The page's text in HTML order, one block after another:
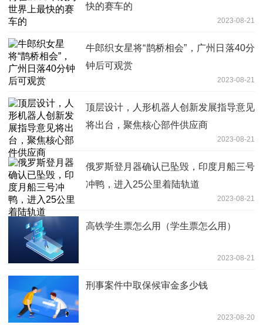
快的赛车的
2023-08-21
牛郎织女星将“鹊桥相会”，广州日落40分
钟后可观赏
2023-08-21
顶层设计，人形机器人创新发展指导意见
将出台，聚焦核心部件供应商
2023-08-21
俄罗斯登月器确认已坠毁，印度月船三号
冲鸭，进入25公里着陆轨道
2023-08-21
高铁学生票怎么用（学生票怎么用）
2023-08-21
刑事案件中取保候审金多少钱
2023-08-20